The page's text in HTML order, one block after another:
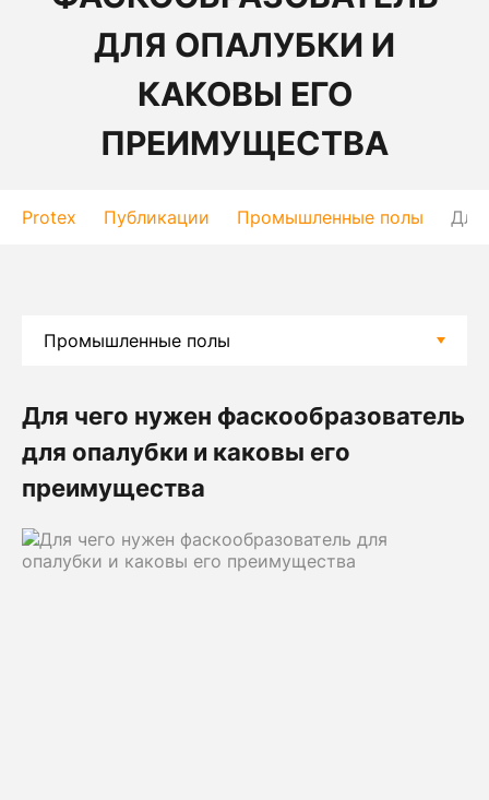
ДЛЯ ОПАЛУБКИ И
КАКОВЫ ЕГО
ПРЕИМУЩЕСТВА
Protex Публикации Промышленные полы Для
Для чего нужен фаскообразователь
для опалубки и каковы его
преимущества